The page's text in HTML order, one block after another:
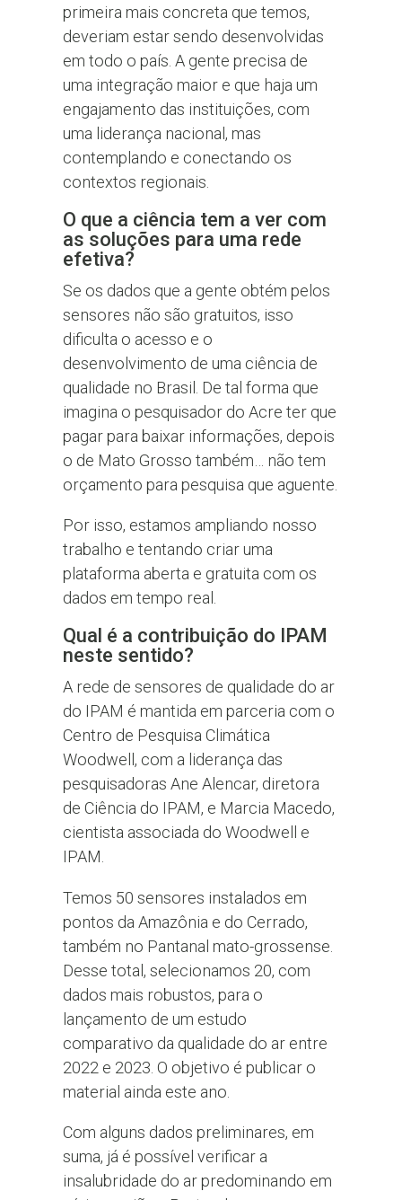
primeira mais concreta que temos,
deveriam estar sendo desenvolvidas
em todo o país. A gente precisa de
uma integração maior e que haja um
engajamento das instituições, com
uma liderança nacional, mas
contemplando e conectando os
contextos regionais.
O que a ciência tem a ver com
as soluções para uma rede
efetiva?
Se os dados que a gente obtém pelos
sensores não são gratuitos, isso
dificulta o acesso e o
desenvolvimento de uma ciência de
qualidade no Brasil. De tal forma que
imagina o pesquisador do Acre ter que
pagar para baixar informações, depois
o de Mato Grosso também… não tem
orçamento para pesquisa que aguente.
Por isso, estamos ampliando nosso
trabalho e tentando criar uma
plataforma aberta e gratuita com os
dados em tempo real.
Qual é a contribuição do IPAM
neste sentido?
A rede de sensores de qualidade do ar
do IPAM é mantida em parceria com o
Centro de Pesquisa Climática
Woodwell, com a liderança das
pesquisadoras Ane Alencar, diretora
de Ciência do IPAM, e Marcia Macedo,
cientista associada do Woodwell e
IPAM.
Temos 50 sensores instalados em
pontos da Amazônia e do Cerrado,
também no Pantanal mato-grossense.
Desse total, selecionamos 20, com
dados mais robustos, para o
lançamento de um estudo
comparativo da qualidade do ar entre
2022 e 2023. O objetivo é publicar o
material ainda este ano.
Com alguns dados preliminares, em
suma, já é possível verificar a
insalubridade do ar predominando em